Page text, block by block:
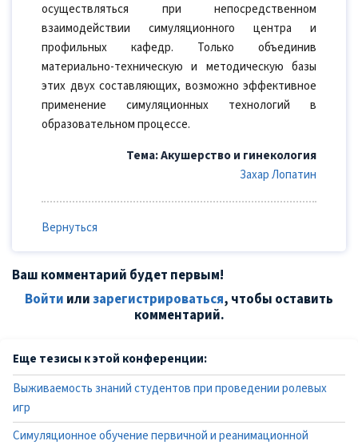
осуществляться при непосредственном
взаимодействии симуляционного центра и
профильных кафедр. Только объединив
материально-техническую и методическую базы
этих двух составляющих, возможно эффективное
применение симуляционных технологий в
образовательном процессе.
Тема: Акушерство и гинекология
Захар Лопатин
Вернуться
Ваш комментарий будет первым!
Войти илизарегистрироваться, чтобы оставить
комментарий.
Еще тезисы к этой конференции:
Выживаемость знаний студентов при проведении ролевых
игр
Симуляционное обучение первичной и реанимационной